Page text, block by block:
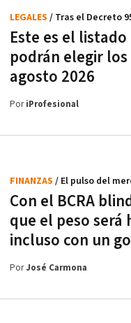
Este es el
podrán elegir
agosto 2026
LEGALES / Tras el Decreto
PoriProfesional
Con el BCRA
que el peso será
incluso con un
FINANZAS / El pulso del
PorJosé Carmona